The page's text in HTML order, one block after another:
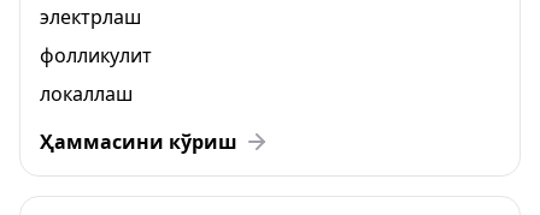
электрлаш
фолликулит
локаллаш
Ҳаммасини кўриш